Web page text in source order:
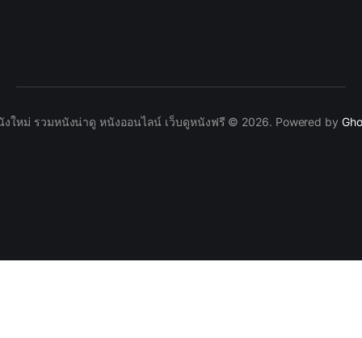
งใหม่ รวมหนังน่าดู หนังออนไลน์ เว็บดูหนังฟรี © 2026. Powered by